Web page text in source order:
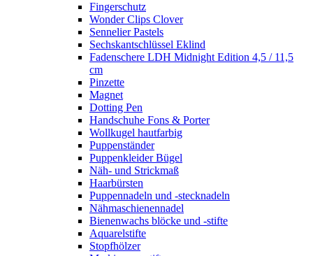
Fingerschutz
Wonder Clips Clover
Sennelier Pastels
Sechskantschlüssel Eklind
Fadenschere LDH Midnight Edition 4,5 / 11,5
cm
Pinzette
Magnet
Dotting Pen
Handschuhe Fons & Porter
Wollkugel hautfarbig
Puppenständer
Puppenkleider Bügel
Näh- und Strickmaß
Haarbürsten
Puppennadeln und -stecknadeln
Nähmaschienennadel
Bienenwachs blöcke und -stifte
Aquarelstifte
Stopfhölzer